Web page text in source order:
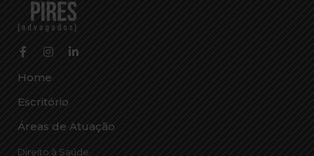
Home
Escritório
Áreas de Atuação
Direito à Saúde